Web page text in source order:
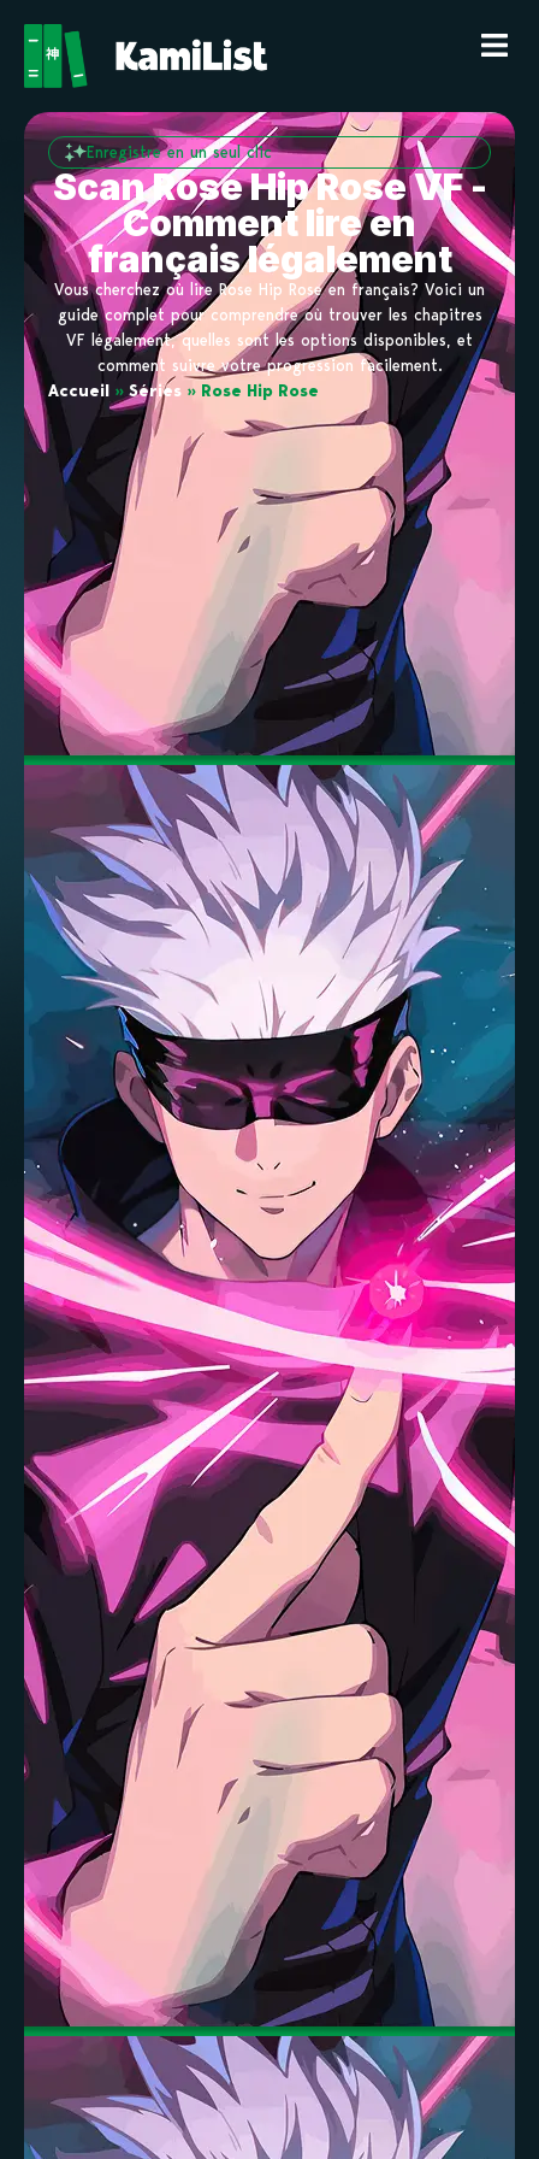
Enregistre en un seul clic
Scan Rose Hip Rose VF -
Comment lire en
français légalement
Vous cherchez où lire Rose Hip Rose en français? Voici un
guide complet pour comprendre où trouver les chapitres
VF légalement, quelles sont les options disponibles, et
comment suivre votre progression facilement.
Accueil » Séries » Rose Hip Rose